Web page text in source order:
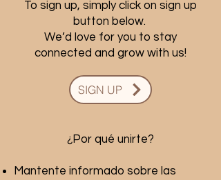
To sign up, simply click on sign up
button below.
We’d love for you to stay
connected and grow with us!
SIGN UP
¿Por qué unirte?
Mantente informado sobre las